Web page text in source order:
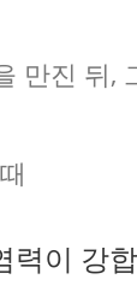
만진 뒤,
력이 강합